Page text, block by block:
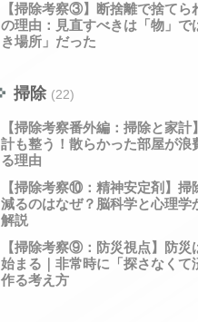
【掃除考察③】断捨離で捨てら
の理由：見直すべきは「物」で
き場所」だった
掃除 (22)
【掃除考察番外編：掃除と家計
計も整う！散らかった部屋が浪
る理由
【掃除考察⑩：精神安定剤】掃
減るのはなぜ？脳科学と心理学
解説
【掃除考察⑨：防災視点】防災
始まる｜非常時に「探さなくて
作る考え方